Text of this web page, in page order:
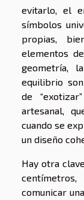
evitarlo, el
símbolos
propias,
elementos
geometría,
equilibrio
de
artesanal,
cuando se
un diseño
Hay otra
comunicar